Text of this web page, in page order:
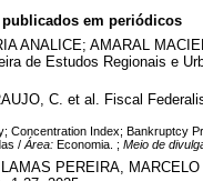
em periódicos
ANALICE; AMARAL
de Estudos Regionais e
C. et al. Fiscal
Concentration Index; Bankruptcy
/ Área: Economia. ; Meio de
PEREIRA,